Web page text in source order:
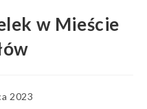
w Mieście
2023